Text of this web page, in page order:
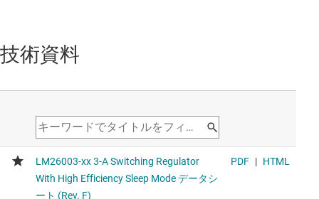
技術資料